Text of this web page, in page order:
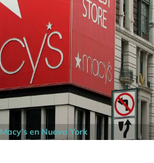
Macy’s en Nueva York